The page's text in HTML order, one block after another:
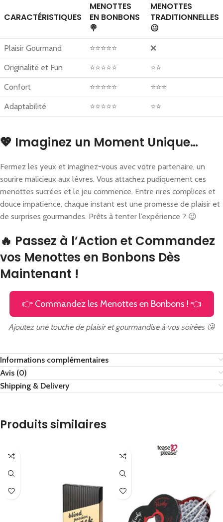
CARACTÉRISTIQUES
MENOTTES
EN BONBONS
🍭
MENOTTES
TRADITIONNELLES
😐
Plaisir Gourmand ⭐⭐⭐⭐⭐ ❌
Originalité et Fun ⭐⭐⭐⭐⭐ ⭐⭐
Confort ⭐⭐⭐⭐⭐ ⭐⭐⭐
Adaptabilité ⭐⭐⭐⭐⭐ ⭐⭐
💖 Imaginez un Moment Unique…
Fermez les yeux et imaginez-vous avec votre partenaire, un
sourire malicieux aux lèvres. Vous attachez pudiquement ces
menottes sucrées et le jeu commence. Entre rires complices et
douce impatience, chaque instant est une promesse de plaisir et
de surprises gourmandes. Prêts à tenter l’expérience ? 😉
🔥 Passez à l’Action et Commandez
vos Menottes en Bonbons Dès
Maintenant !
👉 Commandez les Menottes en Bonbons ! 👈
Ajoutez une touche de plaisir et gourmandise à vos soirées 😘
Informations complémentaires
Avis (0)
Shipping & Delivery
Produits similaires